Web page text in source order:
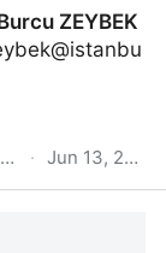
ZEYBEK
akademik.yok.gov.tr · Jun 13, 2023